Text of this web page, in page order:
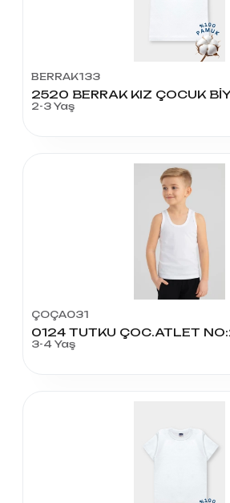
BERRAK133
2-3 Yaş
ÇOÇA031
0124 TUTKU ÇOC.ATLET
3-4 Yaş